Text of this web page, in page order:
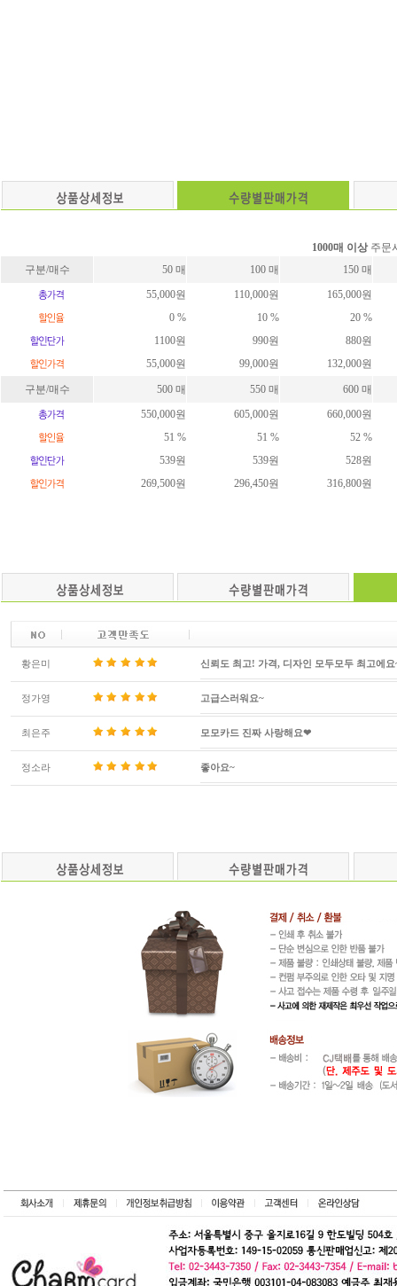
1000매 이상주문
구분/매수
50 매 100 매
150 매
55,000원
110,000원
165,000원
0 %
10 %
20 %
1100원
990원
880원
55,000원
99,000원 132,000원
구분/매수 500 매 550 매
600 매
550,000원
605,000원
660,000원
51 %
51 %
52 %
539원
539원
528원
269,500원
296,450원 316,800원
황은미 신뢰도 최고! 가격, 디자인 모두모두 최고에요
정가영 고급스러워요~
최은주 모모카드 진짜 사랑해요❤
정소라 좋아요~